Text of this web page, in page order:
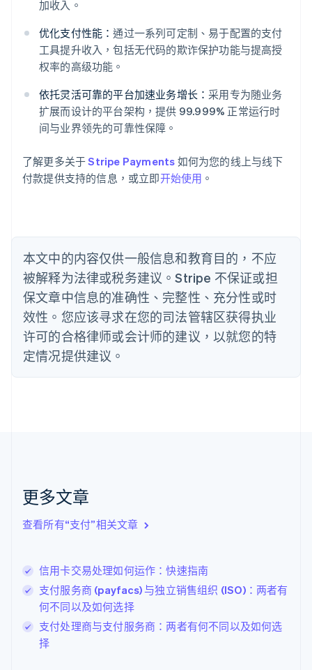
加收入。
优化支付性能：通过一系列可定制、易于配置的支付
工具提升收入，包括无代码的欺诈保护功能与提高授
权率的高级功能。
依托灵活可靠的平台加速业务增长： 采用专为随业务
扩展而设计的平台架构，提供 99.999% 正常运行时
间与业界领先的可靠性保障。
了解更多关于Stripe Payments 如何为您的线上与线下
付款提供支持的信息，或立即开始使用 。
本文中的内容仅供一般信息和教育目的，不应
被解释为法律或税务建议。Stripe 不保证或担
保文章中信息的准确性、完整性、充分性或时
效性。您应该寻求在您的司法管辖区获得执业
许可的合格律师或会计师的建议，以就您的特
定情况提供建议。
更多文章
查看所有“支付”相关文章
信用卡交易处理如何运作：快速指南
支付服务商 (payfacs) 与独立销售组织 (ISO)：两者有
何不同以及如何选择
支付处理商与支付服务商：两者有何不同以及如何选
择
阿联酋
English
爱尔兰
爱沙尼亚
English
奥地利
Deutsch English
English
巴西
比利时
波兰
English
丹麦
English
德国
DeutschEnglish
法国
FrançaisEnglish
芬兰
克罗地亚
EnglishItaliano
拉脱维亚
English
列支敦士登
DeutschEnglish
卢森堡
Français DeutschEnglish
罗马尼亚
English